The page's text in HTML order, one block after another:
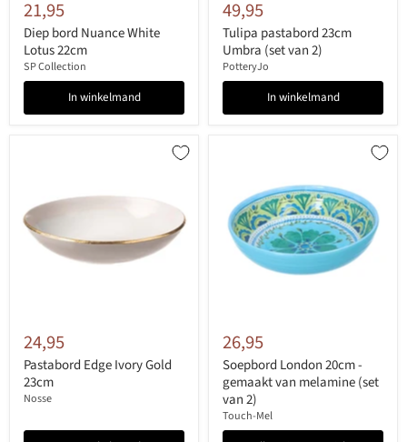
21,95
Diep bord Nuance White
Lotus 22cm
SP Collection
In winkelmand
49,95
Tulipa pastabord 23cm
Umbra (set van 2)
PotteryJo
In winkelmand
24,95
Pastabord Edge Ivory Gold
23cm
Nosse
26,95
Soepbord London 20cm -
gemaakt van melamine (set
van 2)
Touch-Mel